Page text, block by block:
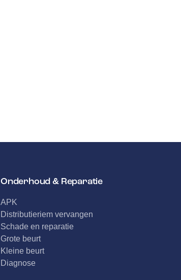
Onderhoud & Reparatie
APK
Distributieriem vervangen
Schade en reparatie
Grote beurt
Kleine beurt
Diagnose